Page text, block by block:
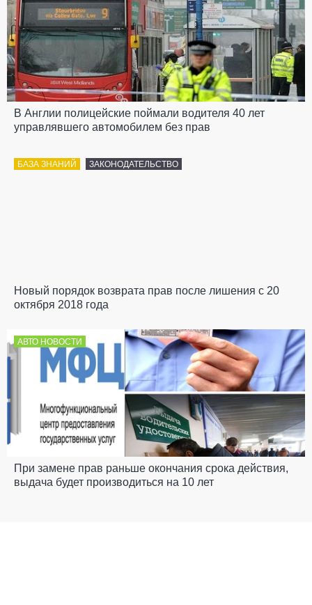
В Англии полицейские поймали водителя 40 лет
управлявшего автомобилем без прав
БАЗА ЗНАНИЙ ЗАКОНОДАТЕЛЬСТВО
Новый порядок возврата прав после лишения с 20
октября 2018 года
АВТО НОВОСТИ
При замене прав раньше окончания срока действия,
выдача будет производиться на 10 лет